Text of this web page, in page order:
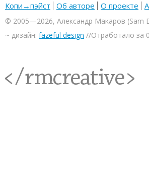
Копи→пэйст Об авторе О проекте
© 2005—2026, Александр Макаров (Sam
~ дизайн: fazeful design //Отработало за
<rmcreative/>